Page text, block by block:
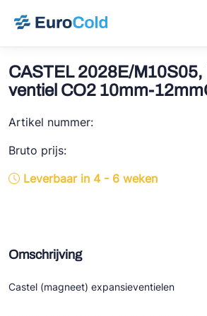
info@eurocold.nl
Merken
BOCK
REFFLEX®
Koudemiddelen
Diensten
Nieuws
Over ons
CASTEL 2028E/M10S05,
ventiel CO2 10mm-
Artikel nummer:
Bruto prijs:
Leverbaar in 4 - 6 weken
Omschrijving
Castel (magneet) expansieventielen